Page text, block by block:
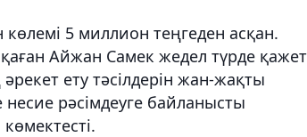
5 миллион теңгеден асқан.
Айжан Самек жедел түрде
ету тәсілдерін жан-жақты
несие рәсімдеуге байланысты